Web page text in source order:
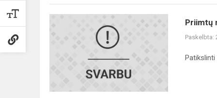
Priimtų
Paskelbta:
Patikslinti